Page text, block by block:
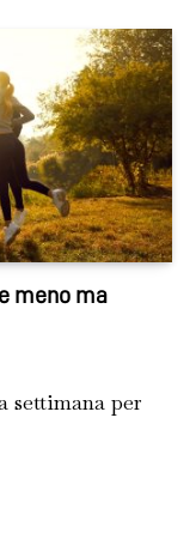
meno ma
settimana per